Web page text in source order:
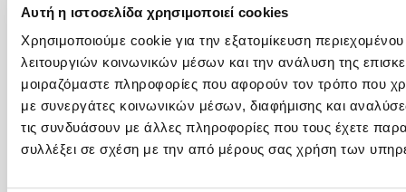
Αυτή η ιστοσελίδα χρησιμοποιεί cookies
Χρησιμοποιούμε cookie για την εξατομίκευση
λειτουργιών κοινωνικών μέσων και την ανάλυση της
μοιραζόμαστε πληροφορίες που αφορούν τον τρόπο που
με συνεργάτες κοινωνικών μέσων, διαφήμισης και
τις συνδυάσουν με άλλες πληροφορίες που τους έχετε
συλλέξει σε σχέση με την από μέρους σας χρήση των
+30 210 32 32 800
Φιλελλήνων 7, Σύνταγμα, 105 57 (1ος όροφος)
info@versus-travel.gr
ΓΛΥΦΑΔΑ
+30 216 800 4346